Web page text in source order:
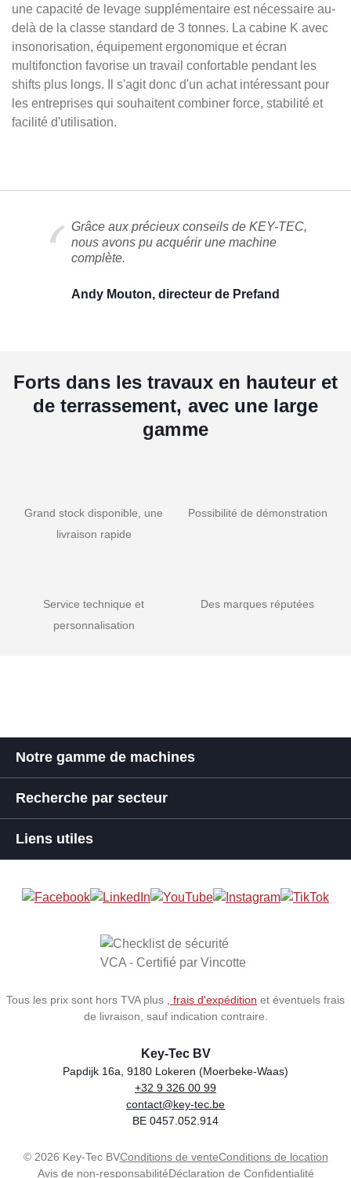
une capacité de levage supplémentaire est nécessaire au-
delà de la classe standard de 3 tonnes. La cabine K avec
insonorisation, équipement ergonomique et écran
multifonction favorise un travail confortable pendant les
shifts plus longs. Il s'agit donc d'un achat intéressant pour
les entreprises qui souhaitent combiner force, stabilité et
facilité d'utilisation.
Grâce aux précieux conseils de KEY-TEC,
nous avons pu acquérir une machine
complète.
Andy Mouton, directeur de Prefand
Forts dans les travaux en hauteur et
de terrassement, avec une large
gamme
Grand stock disponible, une
livraison rapide
Possibilité de démonstration
Service technique et
personnalisation
Des marques réputées
Notre gamme de machines
Recherche par secteur
Liens utiles
Tous les prix sont hors TVA plus , frais d'expédition et éventuels frais
de livraison, sauf indication contraire.
Store name
Key-Tec BV
Address
Papdijk 16a, 9180 Lokeren (Moerbeke-Waas)
Phone
+32 9 326 00 99
Email
contact@key-tec.be
VAT number
BE 0457.052.914
© 2026 Key-Tec BVConditions de venteConditions de location
Avis de non-responsabilitéDéclaration de Confidentialité